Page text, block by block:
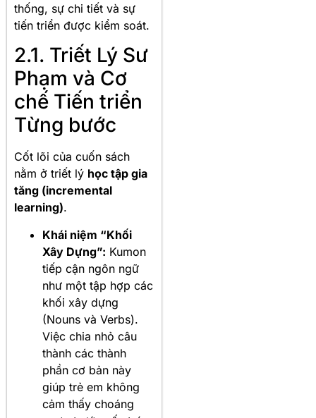
thống, sự chi tiết và sự
tiến triển được kiểm soát.
2.1. Triết Lý Sư
Phạm và Cơ
chế Tiến triển
Từng bước
Cốt lõi của cuốn sách
nằm ở triết lý học tập gia
tăng (incremental
learning).
Khái niệm “Khối
Xây Dựng”: Kumon
tiếp cận ngôn ngữ
như một tập hợp các
khối xây dựng
(Nouns và Verbs).
Việc chia nhỏ câu
thành các thành
phần cơ bản này
giúp trẻ em không
cảm thấy choáng